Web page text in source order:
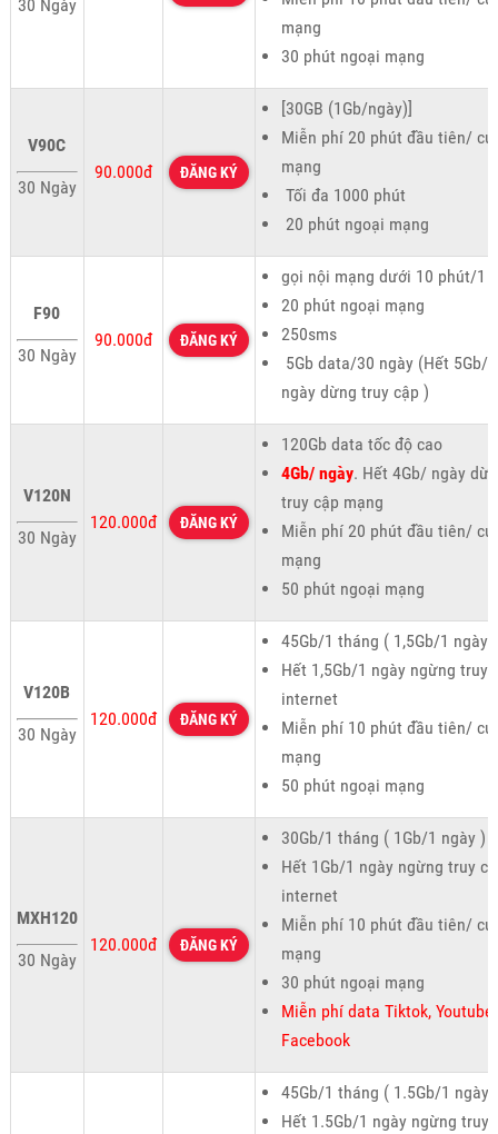
30 Ngày
mạng
30 phút ngoại mạng
V90C
30 Ngày
90.000đ ĐĂNG KÝ
[30GB (1Gb/ngày)]
Miễn phí 20 phút đầu tiên/
mạng
Tối đa 1000 phút
20 phút ngoại mạng
F90
30 Ngày
90.000đ ĐĂNG KÝ
gọi nội mạng dưới 10 phút/1
20 phút ngoại mạng
250sms
5Gb data/30 ngày (Hết 5Gb/1
ngày dừng truy cập )
V120N
30 Ngày
120.000đ ĐĂNG KÝ
120Gb data tốc độ cao
4Gb/ ngày. Hết 4Gb/ ngày
truy cập mạng
Miễn phí 20 phút đầu tiên/
mạng
50 phút ngoại mạng
V120B
30 Ngày
120.000đ ĐĂNG KÝ
45Gb/1 tháng ( 1,5Gb/1 ngày )
Hết 1,5Gb/1 ngày ngừng truy
internet
Miễn phí 10 phút đầu tiên/
mạng
50 phút ngoại mạng
MXH120
30 Ngày
120.000đ ĐĂNG KÝ
30Gb/1 tháng ( 1Gb/1 ngày )
Hết 1Gb/1 ngày ngừng truy
internet
Miễn phí 10 phút đầu tiên/
mạng
30 phút ngoại mạng
Miễn phí data Tiktok, Youtube,
Facebook
45Gb/1 tháng ( 1.5Gb/1 ngày )
Hết 1.5Gb/1 ngày ngừng truy